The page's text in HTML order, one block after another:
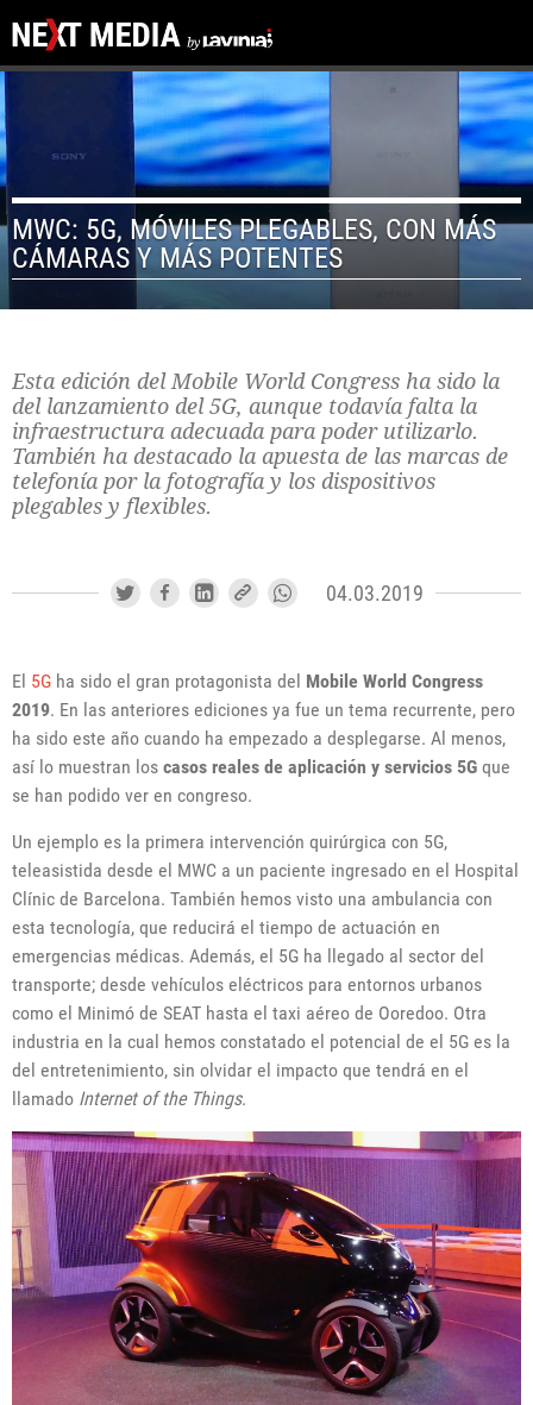
MWC: 5G, MÓVILES PLEGABLES, CON MÁS
CÁMARAS Y MÁS POTENTES
Esta edición del Mobile World Congress ha sido la
del lanzamiento del 5G, aunque todavía falta la
infraestructura adecuada para poder utilizarlo.
También ha destacado la apuesta de las marcas de
telefonía por la fotografía y los dispositivos
plegables y flexibles.
04.03.2019
El 5G ha sido el gran protagonista del Mobile World Congress
2019. En las anteriores ediciones ya fue un tema recurrente, pero
ha sido este año cuando ha empezado a desplegarse. Al menos,
así lo muestran los casos reales de aplicación y servicios 5G que
se han podido ver en congreso.
Un ejemplo es la primera intervención quirúrgica con 5G,
teleasistida desde el MWC a un paciente ingresado en el Hospital
Clínic de Barcelona. También hemos visto una ambulancia con
esta tecnología, que reducirá el tiempo de actuación en
emergencias médicas. Además, el 5G ha llegado al sector del
transporte; desde vehículos eléctricos para entornos urbanos
como el Minimó de SEAT hasta el taxi aéreo de Ooredoo. Otra
industria en la cual hemos constatado el potencial de el 5G es la
del entretenimiento, sin olvidar el impacto que tendrá en el
llamado Internet of the Things.